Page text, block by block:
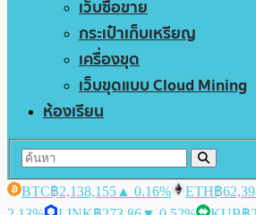
เว็บซื้อขาย
กระเป๋าเก็บเหรียญ
เครื่องขุด
เว็บขุดแบบ Cloud Mining
ห้องเรียน
BTC฿2,138,155 ▲ 0.16% ETH฿